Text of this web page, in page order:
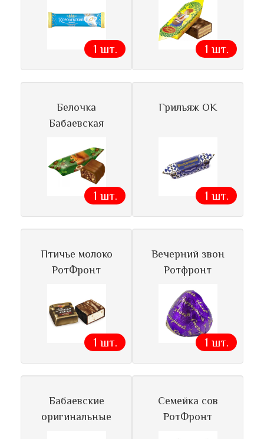
1 шт. 1 шт.
Белочка
Бабаевская
1 шт.
Грильяж ОК
1 шт.
Птичье молоко
РотФронт
1 шт.
Вечерний звон
Ротфронт
1 шт.
Бабаевские
оригинальные
Семейка сов
РотФронт